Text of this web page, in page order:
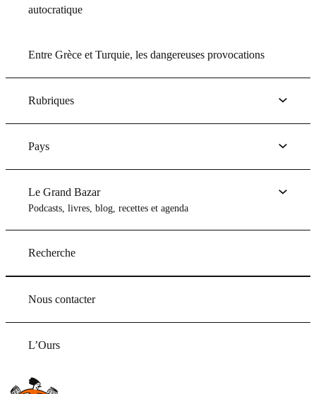
autocratique
Entre Grèce et Turquie, les dangereuses provocations
Rubriques
Pays
Le Grand Bazar
Podcasts, livres, blog, recettes et agenda
Recherche
Nous contacter
L’Ours